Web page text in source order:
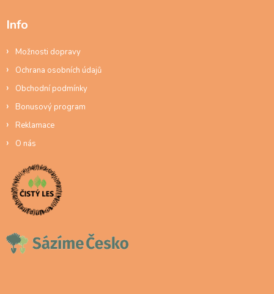
Info
Možnosti dopravy
Ochrana osobních údajů
Obchodní podmínky
Bonusový program
Reklamace
O nás